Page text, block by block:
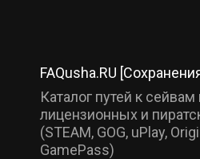
FAQusha.RU
Каталог путей к сейвам
лицензионных и
(STEAM, GOG, uPlay,
GamePass)